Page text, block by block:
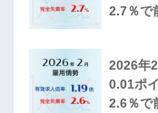
2.7％で
2026年
0.01ポ
2.6％で